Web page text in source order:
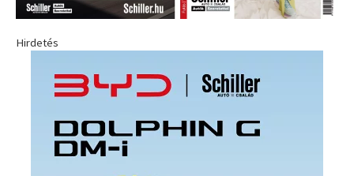
Hirdetés